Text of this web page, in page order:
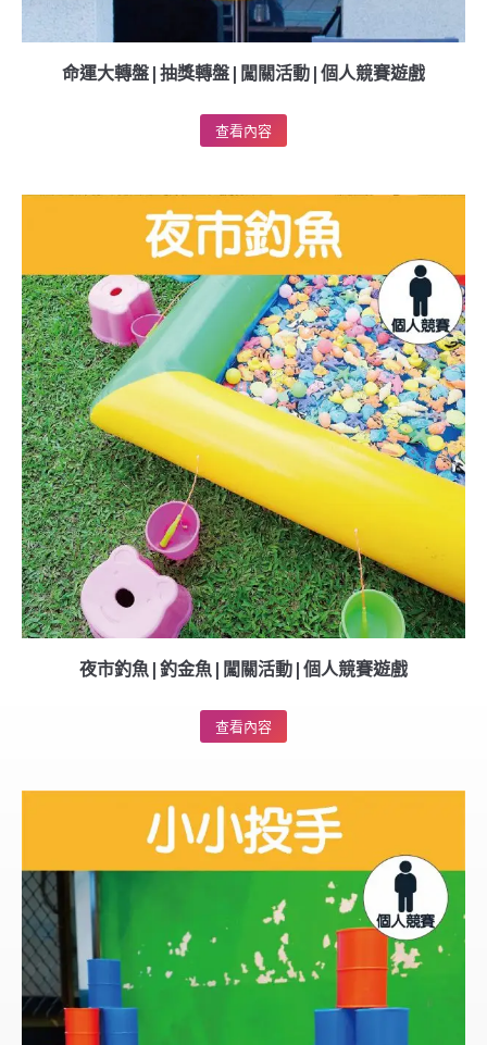
命運大轉盤|抽獎轉盤|闖關活動|個人競賽遊戲
查看內容
夜市釣魚|釣金魚|闖關活動|個人競賽遊戲
查看內容